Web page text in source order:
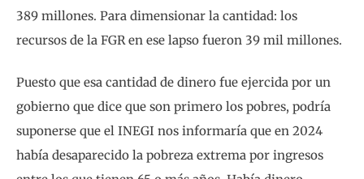
389 millones. Para dimensionar la cantidad: los
recursos de la FGR en ese lapso fueron 39 mil millones.
Puesto que esa cantidad de dinero fue ejercida por un
gobierno que dice que son primero los pobres, podría
suponerse que el INEGI nos informaría que en 2024
había desaparecido la pobreza extrema por ingresos